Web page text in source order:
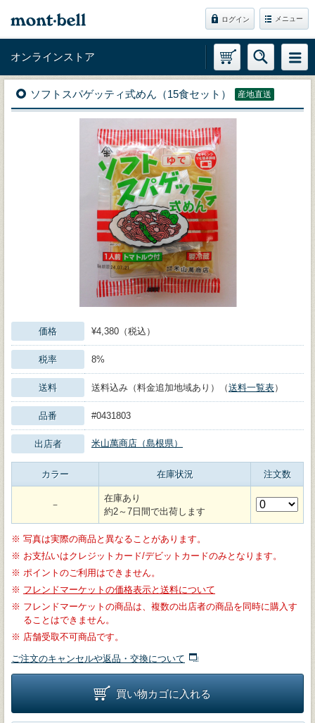
ログイン メニュー
オンラインストア
ソフトスパゲッティ式めん（15食セット） 産地直送
価格 ¥4,380（税込）
税率 8%
送料 送料込み（料金追加地域あり）（送料一覧表）
品番 #0431803
出店者 米山萬商店（島根県）
カラー 在庫状況 注文数
－
在庫あり
約2～7日間で出荷します
※ 写真は実際の商品と異なることがあります。
※ お支払いはクレジットカード/デビットカードのみとなります。
※ ポイントのご利用はできません。
※ フレンドマーケットの価格表示と送料について
※ フレンドマーケットの商品は、複数の出店者の商品を同時に購入す
ることはできません。
※ 店舗受取不可商品です。
ご注文のキャンセルや返品・交換について
買い物カゴに入れる